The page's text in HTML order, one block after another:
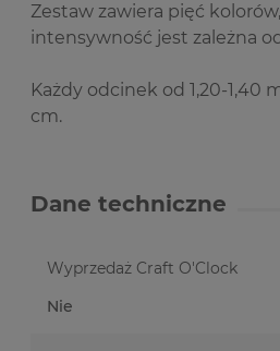
Zestaw zawiera pięć
intensywność jest zależna
Każdy odcinek od 1,20-1,40
cm.
Dane techniczne
Wyprzedaż Craft O'Clock
Nie